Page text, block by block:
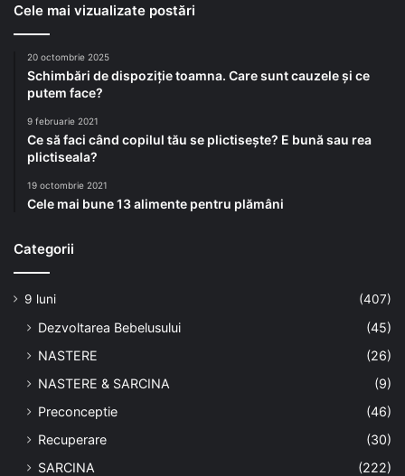
Cele mai vizualizate postări
20 octombrie 2025
Schimbări de dispoziție toamna. Care sunt cauzele și ce
putem face?
9 februarie 2021
Ce să faci când copilul tău se plictisește? E bună sau rea
plictiseala?
19 octombrie 2021
Cele mai bune 13 alimente pentru plămâni
Categorii
9 luni (407)
Dezvoltarea Bebelusului
(45)
NASTERE
(26)
NASTERE & SARCINA
(9)
Preconceptie
(46)
Recuperare
(30)
SARCINA
(222)